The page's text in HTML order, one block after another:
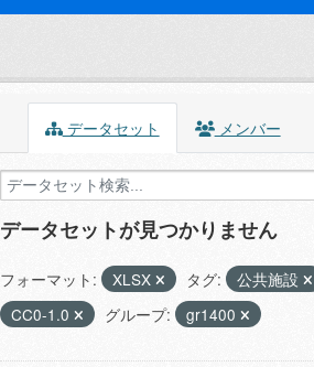
データセット メンバー
データセットが見つかりません
フォーマット: XLSX タグ: 公共施設
CC0-1.0
グループ: gr1400